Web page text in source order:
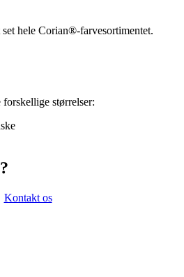
hele Corian®-farvesortimentet.
størrelser:
Kontakt os